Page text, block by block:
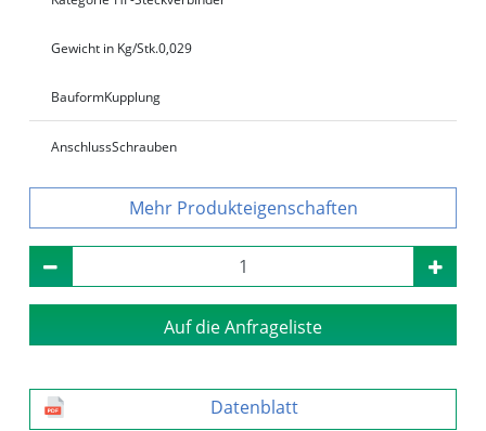
Gewicht in Kg/Stk.0,029
BauformKupplung
AnschlussSchrauben
Produkteigenschaften
Auf die Anfrageliste
Datenblatt